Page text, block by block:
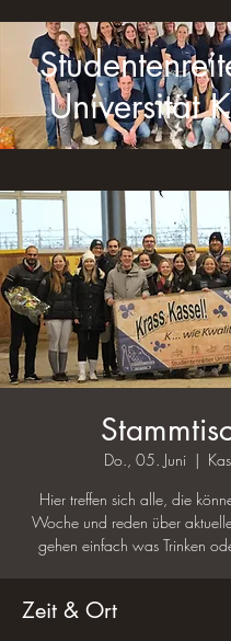
Universität
Do., 05. Juni
  |
Hier treffen sich alle, die
Woche und reden über
gehen einfach was Trinken
Zeit & Ort